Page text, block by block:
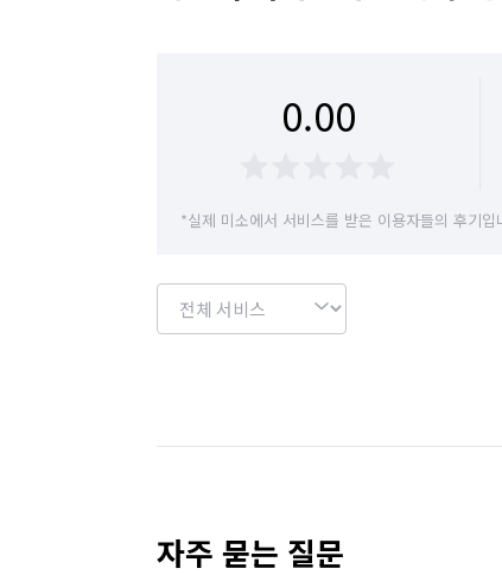
0.00
*실제 미소에서 서비스를 받은 이용자들의 후기입
자주 묻는 질문